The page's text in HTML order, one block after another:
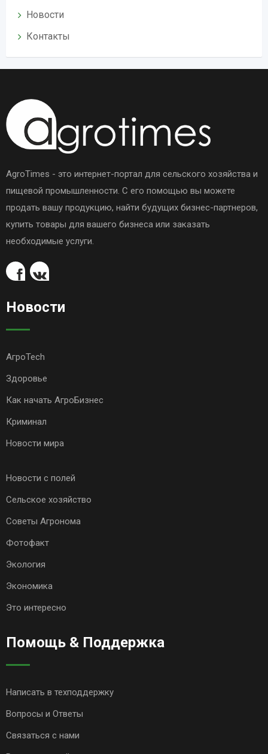
Новости
Контакты
AgroTimes - это интернет-портал для сельского хозяйства и
пищевой промышленности. С его помощью вы можете
продать вашу продукцию, найти будущих бизнес-партнеров,
купить товары для вашего бизнеса или заказать
необходимые услуги.
Новости
АгроTech
Здоровье
Как начать АгроБизнес
Криминал
Новости мира
Новости с полей
Сельское хозяйство
Советы Агронома
Фотофакт
Экология
Экономика
Это интересно
Помощь & Поддержка
Написать в техподдержку
Вопросы и Ответы
Связаться с нами